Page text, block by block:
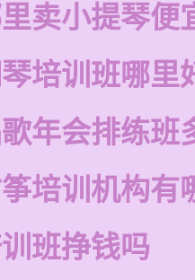
卖小提琴便
培训班哪里
年会排练班
培训机构有
班挣钱吗